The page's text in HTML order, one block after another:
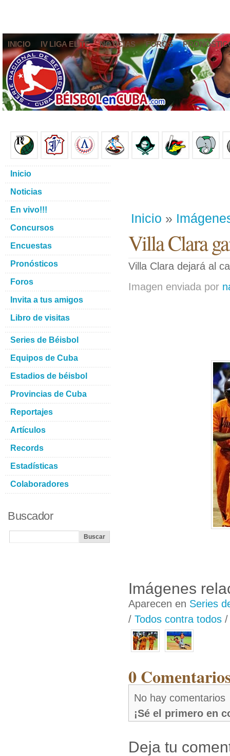
INICIO IV LIGA ELITE NOTICIAS FOROS
Inicio »
Villa Clara
Villa Clara dejará al
Imagen enviada por
Imágenes
Aparecen en Series
/ Todos contra todos
0
No hay comentarios
¡Sé el primero en
Deja tu
Inicio
Noticias
En vivo!!!
Concursos
Encuestas
Pronósticos
Foros
Invita a tus amigos
Libro de visitas
Series de Béisbol
Equipos de Cuba
Estadios de béisbol
Provincias de Cuba
Reportajes
Artículos
Records
Estadísticas
Colaboradores
Buscador